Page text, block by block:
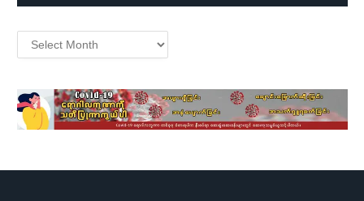
Archives